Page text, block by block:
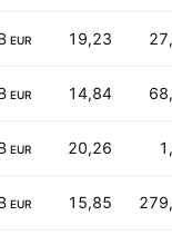
EUR 19,23
EUR 14,84
EUR 20,26
EUR 15,85